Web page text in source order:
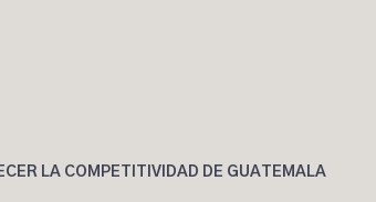
LA COMPETITIVIDAD DE GUATEMALA